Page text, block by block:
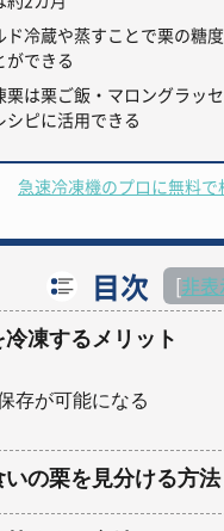
ド冷蔵や蒸すことで栗の糖
ができる
栗は栗ご飯・マロングラッ
シピに活用できる
急速冷凍機のプロに無料で
目次 [非表
冷凍するメリット
存が可能になる
いの栗を見分ける方法